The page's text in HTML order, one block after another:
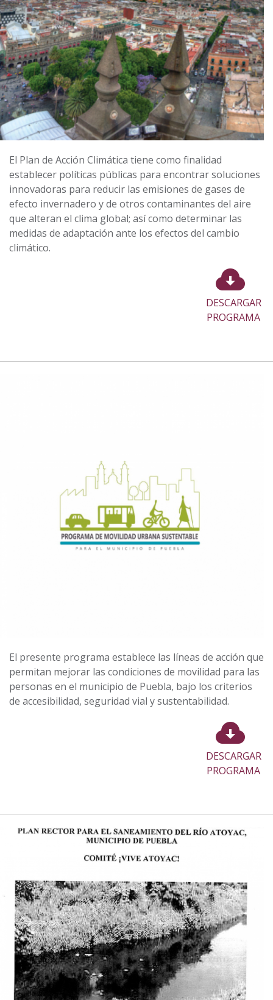
El Plan de Acción Climática tiene como finalidad
establecer políticas públicas para encontrar soluciones
innovadoras para reducir las emisiones de gases de
efecto invernadero y de otros contaminantes del aire
que alteran el clima global; así como determinar las
medidas de adaptación ante los efectos del cambio
climático.
DESCARGAR
PROGRAMA
El presente programa establece las líneas de acción que
permitan mejorar las condiciones de movilidad para las
personas en el municipio de Puebla, bajo los criterios
de accesibilidad, seguridad vial y sustentabilidad.
DESCARGAR
PROGRAMA